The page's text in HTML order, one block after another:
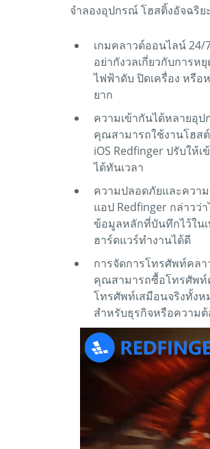
จำลองอุปกรณ์ โฮสติ้งอัจฉริ
เกมคลาวด์ออนไลน์ 24/
อย่ากังวลเกี่ยวกับการห
ไฟฟ้าดับ ปิดเครื่อง หรือ
ยาก
ความเข้ากันได้หลายอุ
คุณสามารถใช้งานโฮส
iOS Redfinger ปรับให้
ได้ทันเวลา
ความปลอดภัยและควา
แอป Redfinger กล่าวว่
ข้อมูลหลักที่บันทึกไว้ในเ
ฮาร์ดแวร์ทำงานได้ดี
การจัดการโทรศัพท์คล
คุณสามารถซื้อโทรศัพท์
โทรศัพท์เสมือนจริงทั้ง
สำหรับธุรกิจหรือความ